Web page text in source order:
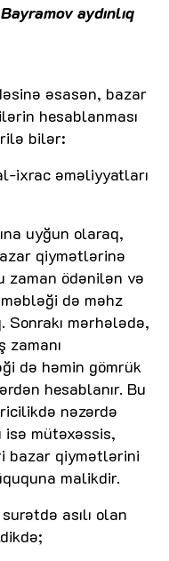
aydınlıq
əsasən, bazar
hesablanması
bilər:
ixrac əməliyyatları
uyğun olaraq,
qiymətlərinə
zaman ödənilən və
də məhz
Sonrakı mərhələdə,
zamanı
də həmin gömrük
hesablanır. Bu
nəzərdə
isə mütəxəssis,
bazar qiymətlərini
malikdir.
asılı olan